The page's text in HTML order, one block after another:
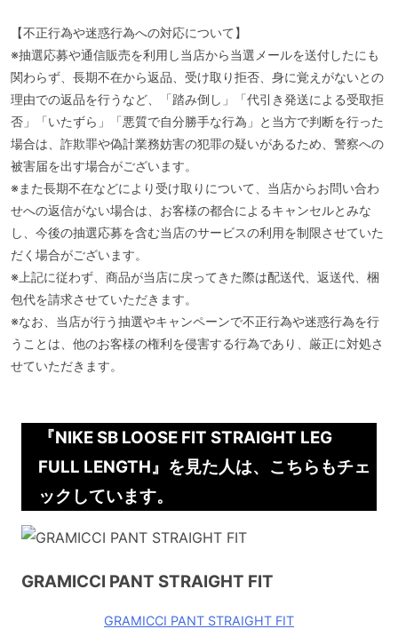
【不正行為や迷惑行為への対応について】
※抽選応募や通信販売を利用し当店から当選メールを送付したにも
関わらず、長期不在から返品、受け取り拒否、身に覚えがないとの
理由での返品を行うなど、「踏み倒し」「代引き発送による受取拒
否」「いたずら」「悪質で自分勝手な行為」と当方で判断を行った
場合は、詐欺罪や偽計業務妨害の犯罪の疑いがあるため、警察への
被害届を出す場合がございます。
※また長期不在などにより受け取りについて、当店からお問い合わ
せへの返信がない場合は、お客様の都合によるキャンセルとみな
し、今後の抽選応募を含む当店のサービスの利用を制限させていた
だく場合がございます。
※上記に従わず、商品が当店に戻ってきた際は配送代、返送代、梱
包代を請求させていただきます。
※なお、当店が行う抽選やキャンペーンで不正行為や迷惑行為を行
うことは、他のお客様の権利を侵害する行為であり、厳正に対処さ
せていただきます。
『NIKE SB LOOSE FIT STRAIGHT LEG
FULL LENGTH』を見た人は、こちらもチェ
ックしています。
GRAMICCI PANT STRAIGHT FIT
GRAMICCI PANT STRAIGHT FIT